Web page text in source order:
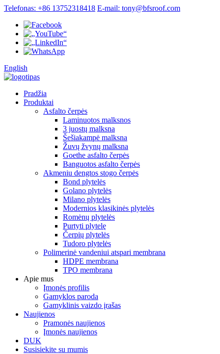
Telefonas: +86 13752318418 E-mail: tony@bfsroof.com
English
Pradžia
Produktai
Asfalto čerpės
Laminuotos malksnos
3 juostų malksna
Šešiakampė malksna
Žuvų žvynų malksna
Goethe asfalto čerpės
Banguotos asfalto čerpės
Akmeniu dengtos stogo čerpės
Bond plytelės
Golano plytelės
Milano plytelės
Modernios klasikinės plytelės
Romėnų plytelės
Purtyti plytelę
Čerpių plytelės
Tudoro plytelės
Polimerinė vandeniui atspari membrana
HDPE membrana
TPO membrana
Apie mus
Įmonės profilis
Gamyklos paroda
Gamyklinis vaizdo įrašas
Naujienos
Pramonės naujienos
Įmonės naujienos
DUK
Susisiekite su mumis